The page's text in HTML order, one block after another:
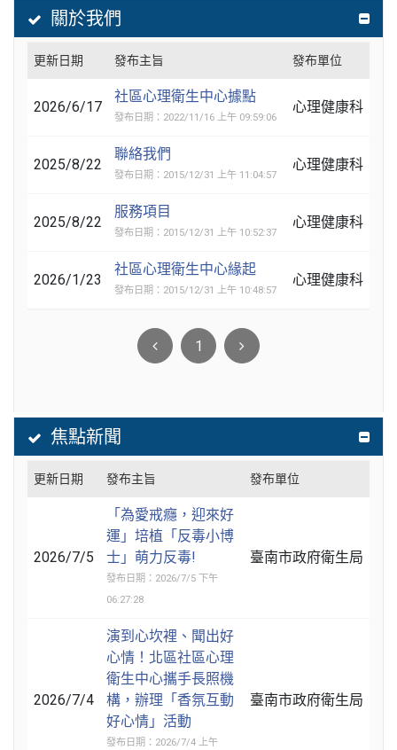
關於我們
更新日期 發布主旨 發布單位
2026/6/17
社區心理衛生中心據點
發布日期：2022/11/16 上午 09:59:06
心理健康科
2025/8/22
聯絡我們
發布日期：2015/12/31 上午 11:04:57
心理健康科
2025/8/22
服務項目
發布日期：2015/12/31 上午 10:52:37
心理健康科
2026/1/23
社區心理衛生中心緣起
發布日期：2015/12/31 上午 10:48:57
心理健康科
1
焦點新聞
更新日期 發布主旨 發布單位
2026/7/5
「為愛戒癮，迎來好
運」培植「反毒小博
士」萌力反毒!
發布日期：2026/7/5 下午
06:27:28
臺南市政府衛生局
2026/7/4
演到心坎裡、聞出好
心情！北區社區心理
衛生中心攜手長照機
構，辦理「香氛互動
好心情」活動
發布日期：2026/7/4 上午
臺南市政府衛生局